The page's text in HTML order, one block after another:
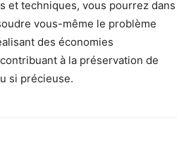
et techniques, vous pourrez dans
vous-même le problème
des économies
à la préservation de
si précieuse.